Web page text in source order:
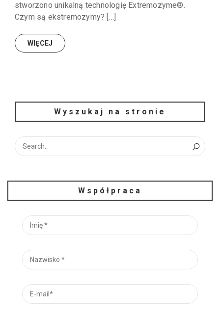
stworzono unikalną technologię Extremozyme®.
Czym są ekstremozymy? […]
WIĘCEJ
Wyszukaj na stronie
Współpraca